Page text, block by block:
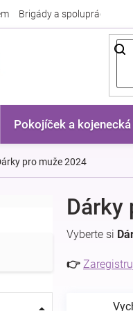
Brigády a spolupráce
Pokojíček a kojenecká
pro muže 2024
Dárky
Vyberte si
👉